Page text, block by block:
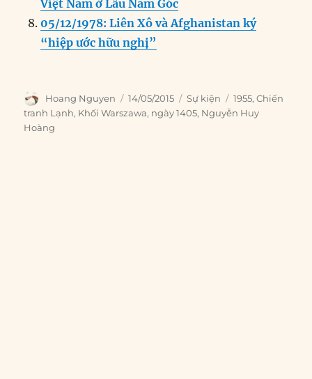
Việt Nam ở Lầu Năm Góc
05/12/1978: Liên Xô và Afghanistan ký
“hiệp ước hữu nghị”
Author
Hoang Nguyen
Posted
on
14/05/2015 Categories
Sự kiện Tags
1955,Chiến
tranh Lạnh, Khối Warszawa, ngày 1405, Nguyễn Huy
Hoàng